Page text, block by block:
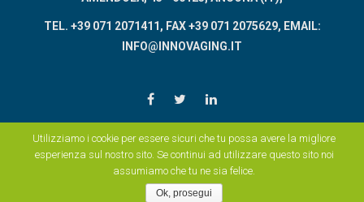
TEL. +39 071 2071411, FAX +39 071 2075629, EMAIL:
INFO@INNOVAGING.IT
Utilizziamo i cookie per essere sicuri che tu possa avere la migliore
esperienza sul nostro sito. Se continui ad utilizzare questo sito noi
assumiamo che tu ne sia felice.
Ok, prosegui